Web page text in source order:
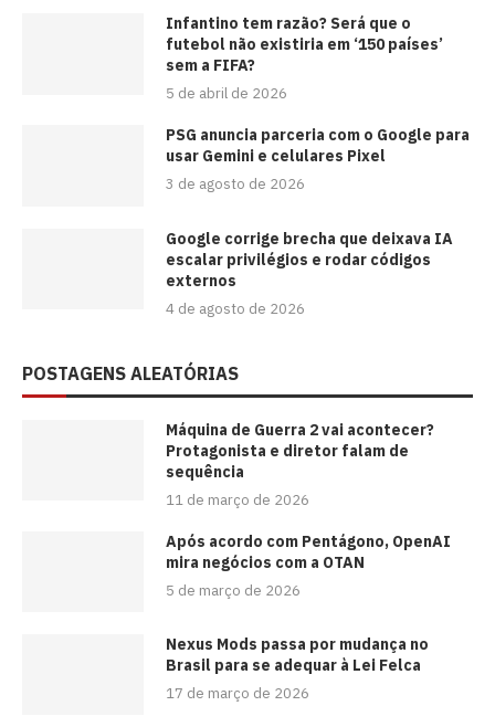
⁠Infantino tem razão? Será que o
futebol não existiria em ‘150 países’
sem a FIFA?
5 de abril de 2026
PSG anuncia parceria com o Google para
usar Gemini e celulares Pixel
3 de agosto de 2026
Google corrige brecha que deixava IA
escalar privilégios e rodar códigos
externos
4 de agosto de 2026
POSTAGENS ALEATÓRIAS
Máquina de Guerra 2 vai acontecer?
Protagonista e diretor falam de
sequência
11 de março de 2026
Após acordo com Pentágono, OpenAI
mira negócios com a OTAN
5 de março de 2026
Nexus Mods passa por mudança no
Brasil para se adequar à Lei Felca
17 de março de 2026